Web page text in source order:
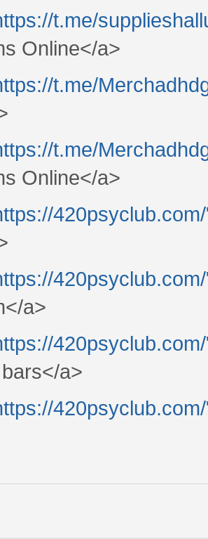
t.me/
Online</a>
t.me/
t.me/
Online</a>
a>
a>